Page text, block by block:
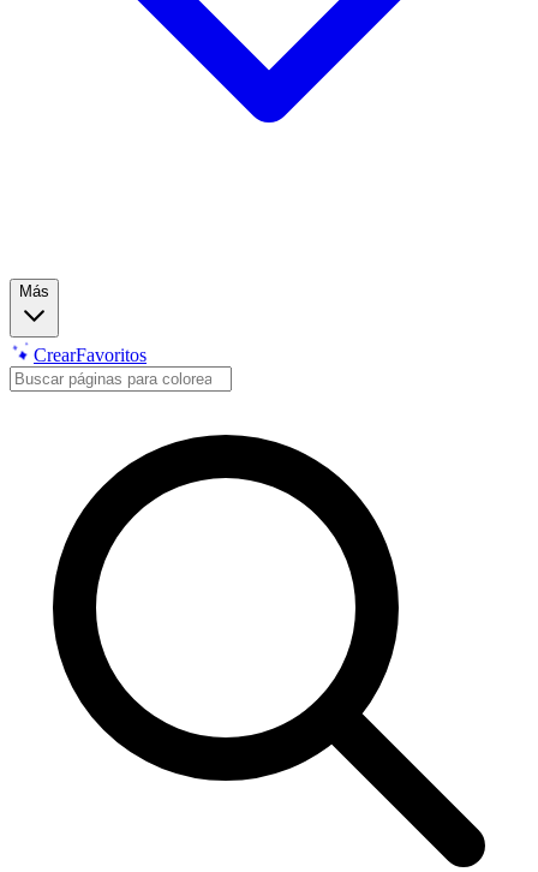
Más
CrearFavoritos